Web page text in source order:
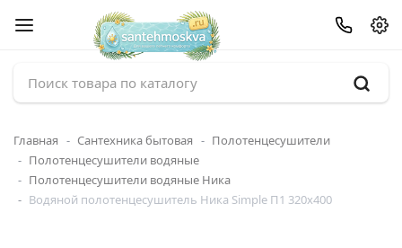
Главная Сантехника бытовая
Полотенцесушители
Полотенцесушители водяные
Полотенцесушители водяные Ника
Водяной полотенцесушитель Ника Simple П1 320x400